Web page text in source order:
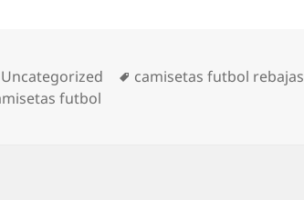
Categorías
Uncategorized Etiquetas
camisetas futbol rebajas
futbol